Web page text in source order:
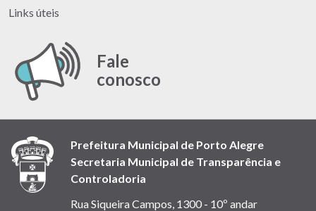
Links úteis
Fale
conosco
Prefeitura Municipal de Porto Alegre
Secretaria Municipal de Transparência e
Controladoria
Rua Siqueira Campos, 1300 - 10º andar